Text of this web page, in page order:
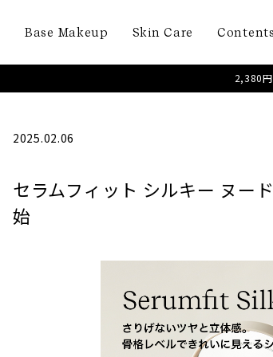
Base Makeup Skin Care Contents
2,380
2025.02.06
セラムフィット シルキー ヌー
始